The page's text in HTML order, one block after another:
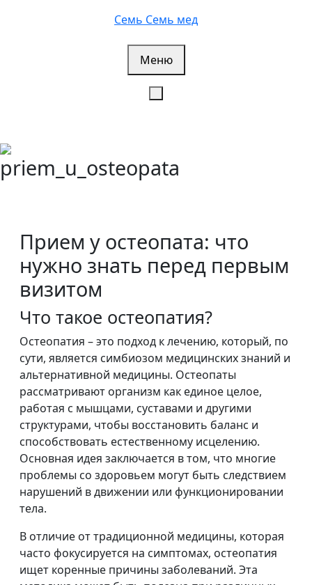
Семь Семь мед
Меню
priem_u_osteopata
Прием у остеопата: что
нужно знать перед первым
визитом
Что такое остеопатия?
Остеопатия – это подход к лечению, который, по
сути, является симбиозом медицинских знаний и
альтернативной медицины. Остеопаты
рассматривают организм как единое целое,
работая с мышцами, суставами и другими
структурами, чтобы восстановить баланс и
способствовать естественному исцелению.
Основная идея заключается в том, что многие
проблемы со здоровьем могут быть следствием
нарушений в движении или функционировании
тела.
В отличие от традиционной медицины, которая
часто фокусируется на симптомах, остеопатия
ищет коренные причины заболеваний. Эта